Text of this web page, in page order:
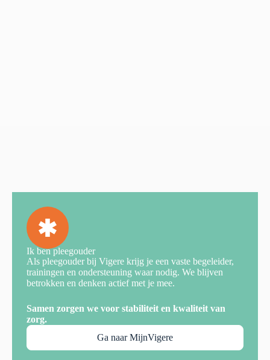
Ik ben pleegouder
Als pleegouder bij Vigere krijg je een vaste begeleider,
trainingen en ondersteuning waar nodig. We blijven
betrokken en denken actief met je mee.
Samen zorgen we voor stabiliteit en kwaliteit van
zorg.
Ga naar MijnVigere